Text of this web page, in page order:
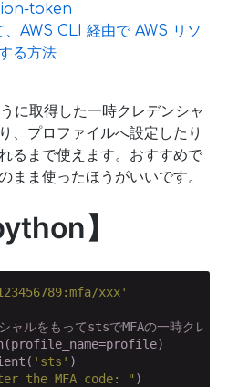
token
AWS CLI 経由で AWS リソ
る方法
に取得した一時クレデンシャ
、プロファイルへ設定したり
るまで使えます。おすすめで
まま使ったほうがいいです。
】
xxx'
ャルをもってstsでMFAの一時クレデ
'sts' )
the MFA code: " )